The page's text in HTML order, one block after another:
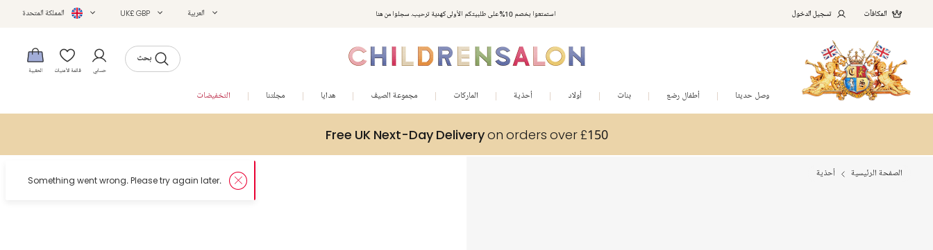
استمتعوا بخصم 10% على طلبيتكم الأولى كهدية ترحيب. سجلوا من هنا المكافآت تسجيل الدخول العربية UK£ GBP المملكة المتحدة
بحث
حسابي قائمة الأمنيات الحقيبة
وصل حديثا أطفال رضع بنات أولاد أحذية الماركات مجموعة الصيف هدايا مجلتنا التخفيضات
Free UK Next-Day Deliveryon orders over £150
الصفحة الرئيسية أحذية